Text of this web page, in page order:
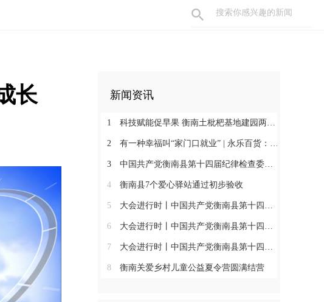
长 新闻资讯
1 科技赋能促早果 衡南土枇杷基地建园两年见果助振兴
2 有一种幸福叫“家门口就业” | 永乐百货：守护百姓三餐四季 搭建就业暖心平台
3 中国共产党衡南县第十四届纪律检查委员会第一次全体会议召开 肖高德当选县纪委书记
4 衡南县7个爱心驿站通过初步验收
5 大会进行时丨中国共产党衡南县第十四次代表大会第三次大会召开
6 大会进行时丨中国共产党衡南县第十四次代表大会主席团举行第六次会议
7 大会进行时丨中国共产党衡南县第十四次代表大会主席团举行第五次会议
8 衡南关爱乡村儿童公益夏令营圆满结营